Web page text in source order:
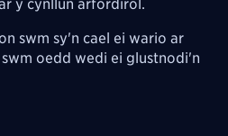
y cynllun arfordirol.
swm sy'n cael ei wario ar
oedd wedi ei glustnodi'n